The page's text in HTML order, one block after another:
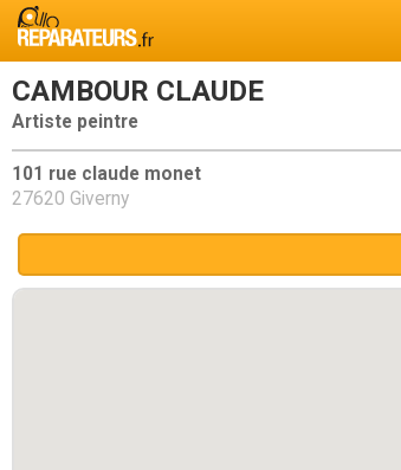
CAMBOUR CLAUDE
Artiste peintre
101 rue claude monet
27620 Giverny